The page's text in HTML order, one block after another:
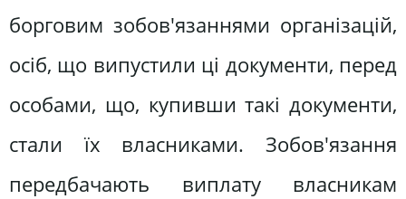
борговим зобов'язаннями організацій,
осіб, що випустили ці документи, перед
особами, що, купивши такі документи,
стали їх власниками. Зобов'язання
передбачають виплату власникам